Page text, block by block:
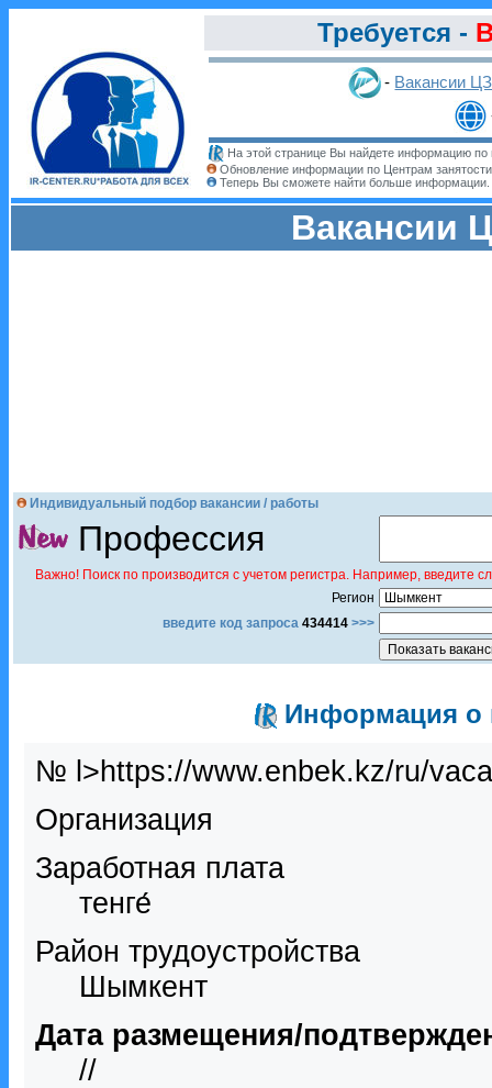
Требуется -
- Вакансии
На этой странице Вы найдете информацию по
Обновление информации по Центрам
Теперь Вы сможете найти больше информации.
Вакансии
Индивидуальный подбор вакансии / работы
Профессия
Важно! Поиск по производится с учетом регистра. Например,
Регион
введите код запроса 434414 >>>
Информация о
№ l>https://www.enbek.kz/ru/
Организация
Заработная плата
тенге́
Район трудоустройства
Шымкент
Дата размещения/
//